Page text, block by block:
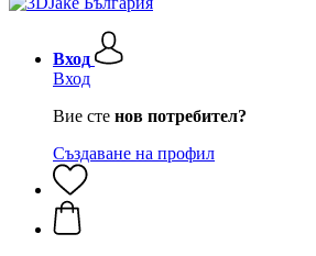
Вход
Вход
Вие сте нов потребител?
Създаване на профил